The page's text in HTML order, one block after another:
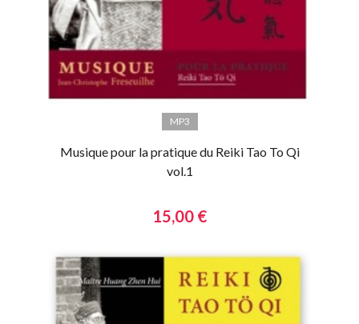
MP3
Musique pour la pratique du Reiki Tao To Qi
vol.1
15,00 €